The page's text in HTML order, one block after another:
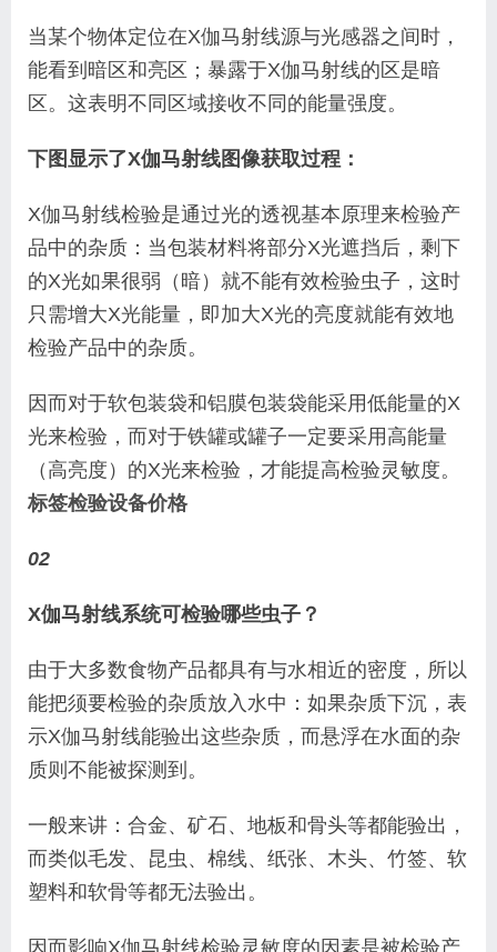
当某个物体定位在X伽马射线源与光感器之间时，
能看到暗区和亮区；暴露于X伽马射线的区是暗
区。这表明不同区域接收不同的能量强度。
下图显示了X伽马射线图像获取过程：
X伽马射线检验是通过光的透视基本原理来检验产
品中的杂质：当包装材料将部分X光遮挡后，剩下
的X光如果很弱（暗）就不能有效检验虫子，这时
只需增大X光能量，即加大X光的亮度就能有效地
检验产品中的杂质。
因而对于软包装袋和铝膜包装袋能采用低能量的X
光来检验，而对于铁罐或罐子一定要采用高能量
（高亮度）的X光来检验，才能提高检验灵敏度。
标签检验设备价格
02
X伽马射线系统可检验哪些虫子？
由于大多数食物产品都具有与水相近的密度，所以
能把须要检验的杂质放入水中：如果杂质下沉，表
示X伽马射线能验出这些杂质，而悬浮在水面的杂
质则不能被探测到。
一般来讲：合金、矿石、地板和骨头等都能验出，
而类似毛发、昆虫、棉线、纸张、木头、竹签、软
塑料和软骨等都无法验出。
因而影响X伽马射线检验灵敏度的因素是被检验产